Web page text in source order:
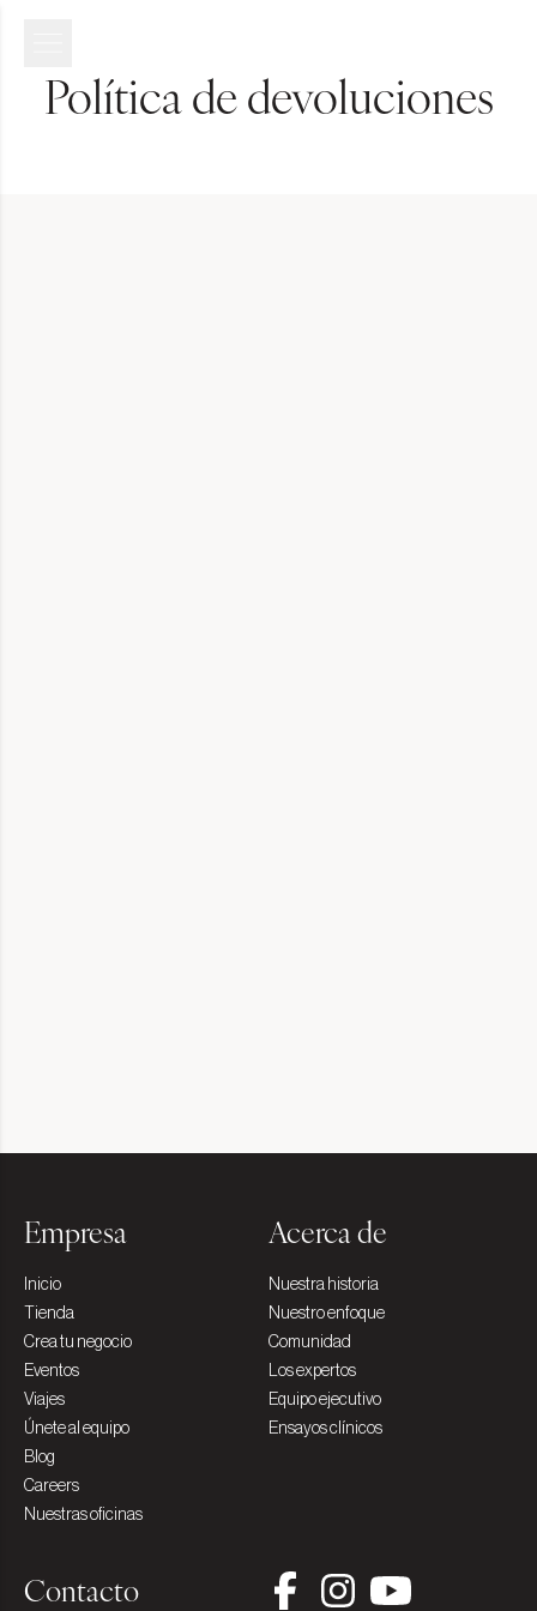
Política de devoluciones
Empresa
Inicio
Tienda
Crea tu negocio
Eventos
Viajes
Únete al equipo
Blog
Careers
Nuestras oficinas
Acerca de
Nuestra historia
Nuestro enfoque
Comunidad
Los expertos
Equipo ejecutivo
Ensayos clínicos
Contacto